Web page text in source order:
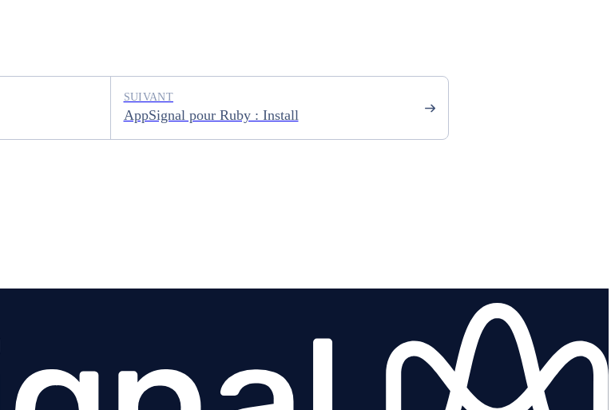
AppSignal pour Ruby : Install
SUIVANT